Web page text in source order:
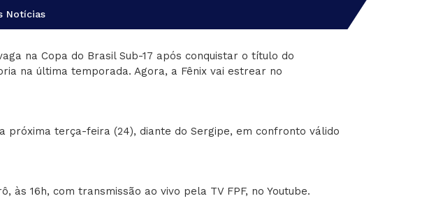
Notícias
na Copa do Brasil Sub-17 após conquistar o título do
na última temporada. Agora, a Fênix vai estrear no
próxima terça-feira (24), diante do Sergipe, em confronto válido
às 16h, com transmissão ao vivo pela TV FPF, no Youtube.